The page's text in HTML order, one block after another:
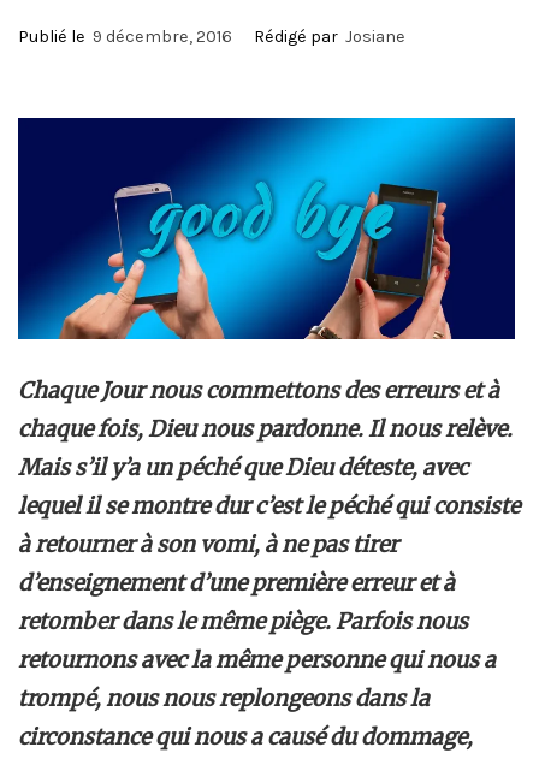
Publié le 9 décembre, 2016 Rédigé par Josiane
Chaque Jour nous commettons des erreurs et à
chaque fois, Dieu nous pardonne. Il nous relève.
Mais s’il y’a un péché que Dieu déteste, avec
lequel il se montre dur c’est le péché qui consiste
à retourner à son vomi, à ne pas tirer
d’enseignement d’une première erreur et à
retomber dans le même piège. Parfois nous
retournons avec la même personne qui nous a
trompé, nous nous replongeons dans la
circonstance qui nous a causé du dommage,